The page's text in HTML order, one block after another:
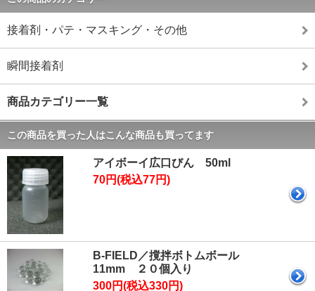
接着剤・パテ・マスキング・その他
瞬間接着剤
商品カテゴリー一覧
この商品を買った人はこんな商品も買ってます
アイボーイ広口びん 50ml
70円(税込77円)
B-FIELD／撹拌ボトムボール
11mm ２０個入り
300円(税込330円)